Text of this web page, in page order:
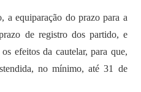
a equiparação do prazo para a
de registro dos partido, e
efeitos da cautelar, para que,
no mínimo, até 31 de